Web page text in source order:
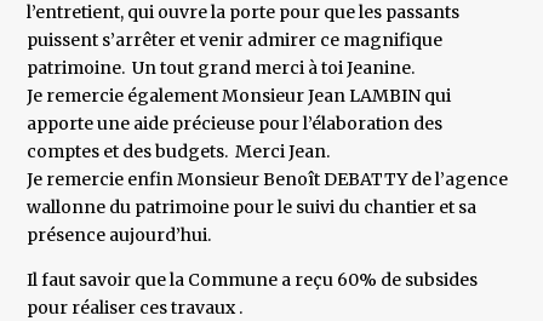
l’entretient, qui ouvre la porte pour que les passants
puissent s’arrêter et venir admirer ce magnifique
patrimoine. Un tout grand merci à toi Jeanine.
Je remercie également Monsieur Jean LAMBIN qui
apporte une aide précieuse pour l’élaboration des
comptes et des budgets. Merci Jean.
Je remercie enfin Monsieur Benoît DEBATTY de l’agence
wallonne du patrimoine pour le suivi du chantier et sa
présence aujourd’hui.
Il faut savoir que la Commune a reçu 60% de subsides
pour réaliser ces travaux .